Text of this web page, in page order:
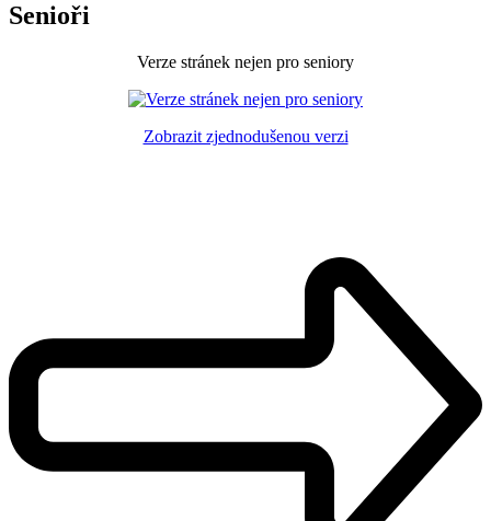
Senioři
Verze stránek nejen pro seniory
Zobrazit zjednodušenou verzi